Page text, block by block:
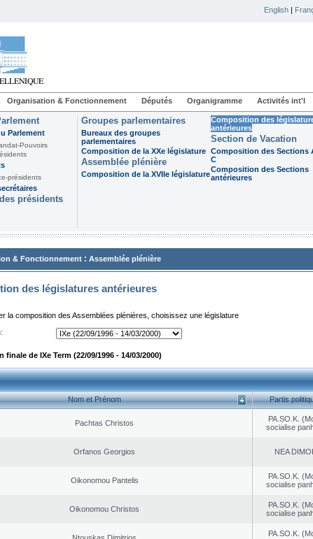
English |
Organisation & Fonctionnement Députés Organigramme Activités int'l
Parlement
Pouvoirs
présidents
présidents
Groupes parlementaires
Bureaux des groupes
parlementaires
Composition de la XXe législature
Assemblée plénière
Composition de la XVIIe législature
Composition des
antérieures
Section de Vacation
Composition des Sections
C
Composition des Sections
antérieures
& Fonctionnement : Assemblée plénière
des législatures antérieures
la composition des Assemblées plénières, choisissez une législature
finale de IXe Term (22/09/1996 - 14/03/2000)
Nom et Prénom Partis
Pachtas Christos
PA.SO.K.
socialise
Orfanos Georgios NEA
Oikonomou Pantelis
PA.SO.K.
socialise
Oikonomou Christos
PA.SO.K.
socialise
PA.SO.K.